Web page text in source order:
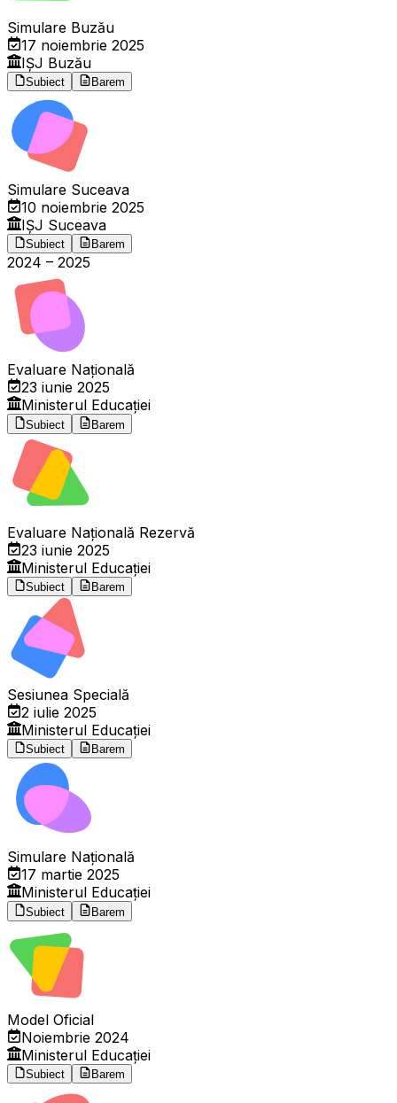
Simulare Buzău
17 noiembrie 2025
IȘJ Buzău
Subiect Barem
Simulare Suceava
10 noiembrie 2025
IȘJ Suceava
Subiect Barem
2024 – 2025
Evaluare Națională
23 iunie 2025
Ministerul Educației
Subiect Barem
Evaluare Națională Rezervă
23 iunie 2025
Ministerul Educației
Subiect Barem
Sesiunea Specială
2 iulie 2025
Ministerul Educației
Subiect Barem
Simulare Națională
17 martie 2025
Ministerul Educației
Subiect Barem
Model Oficial
Noiembrie 2024
Ministerul Educației
Subiect Barem